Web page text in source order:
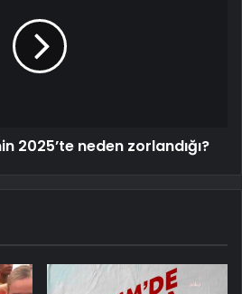
2025’te neden zorlandığı?